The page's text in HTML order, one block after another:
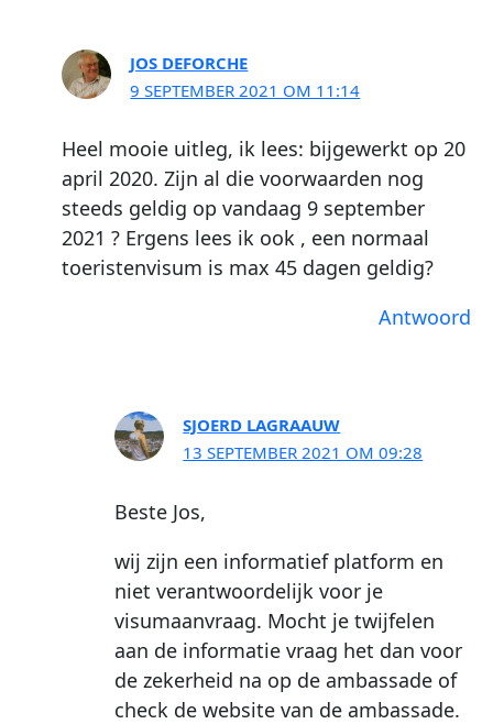
JOS DEFORCHE
9 SEPTEMBER 2021 OM 11:14
Heel mooie uitleg, ik lees: bijgewerkt op 20
april 2020. Zijn al die voorwaarden nog
steeds geldig op vandaag 9 september
2021 ? Ergens lees ik ook , een normaal
toeristenvisum is max 45 dagen geldig?
Antwoord
SJOERD LAGRAAUW
13 SEPTEMBER 2021 OM 09:28
Beste Jos,
wij zijn een informatief platform en
niet verantwoordelijk voor je
visumaanvraag. Mocht je twijfelen
aan de informatie vraag het dan voor
de zekerheid na op de ambassade of
check de website van de ambassade.